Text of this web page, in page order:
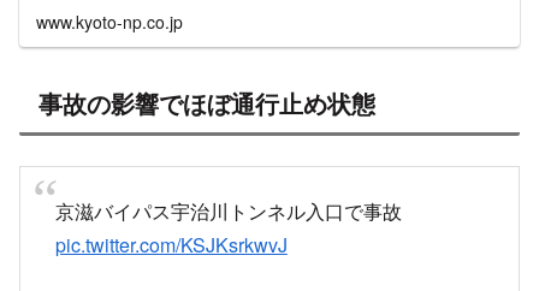
www.kyoto-np.co.jp
事故の影響でほぼ通行止め状態
京滋バイパス宇治川トンネル入口で事故